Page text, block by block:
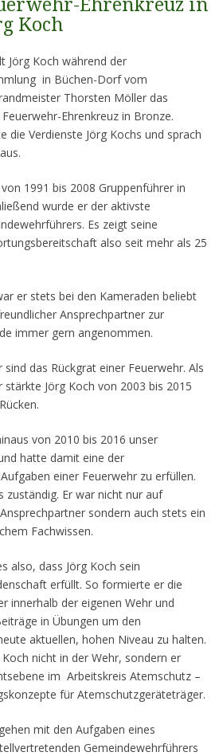
Ehrenkreuz in
Koch
Jörg Koch während der
in Büchen-Dorf vom
Thorsten Möller das
Ehrenkreuz in Bronze.
die Verdienste Jörg Kochs und sprach
1991 bis 2008 Gruppenführer in
wurde er der aktivste
Es zeigt seine
also seit mehr als 25
er stets bei den Kameraden beliebt
Ansprechpartner zur
immer gern angenommen.
das Rückgrat einer Feuerwehr. Als
Jörg Koch von 2003 bis 2015
von 2010 bis 2016 unser
hatte damit eine der
einer Feuerwehr zu erfüllen.
zuständig. Er war nicht nur auf
sondern auch stets ein
Fachwissen.
also, dass Jörg Koch sein
erfüllt. So formierte er die
innerhalb der eigenen Wehr und
in Übungen um den
aktuellen, hohen Niveau zu halten.
nicht in der Wehr, sondern er
im Arbeitskreis Atemschutz –
für Atemschutzgeräteträger.
mit den Aufgaben eines
Gemeindewehrführers